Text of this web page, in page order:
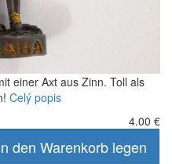
einer Axt aus Zinn. Toll als
Celý popis
4.00 €
den Warenkorb legen